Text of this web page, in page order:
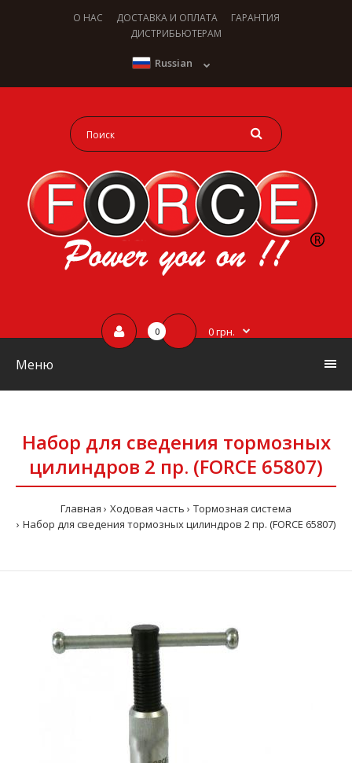
О НАС ДОСТАВКА И ОПЛАТА
ГАРАНТИЯ
ДИСТРИБЬЮТЕРАМ
Russian
0 0 грн.
Меню
Набор для сведения тормозных
цилиндров 2 пр. (FORCE 65807)
Главная Ходовая часть
Тормозная система
Набор для сведения тормозных цилиндров 2 пр. (FORCE 65807)